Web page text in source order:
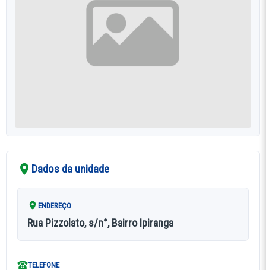
Dados da unidade
ENDEREÇO
Rua Pizzolato, s/n°, Bairro Ipiranga
TELEFONE